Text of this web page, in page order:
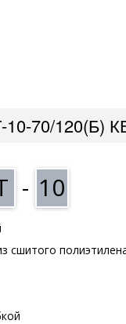
70/120(Б)
- 10
сшитого